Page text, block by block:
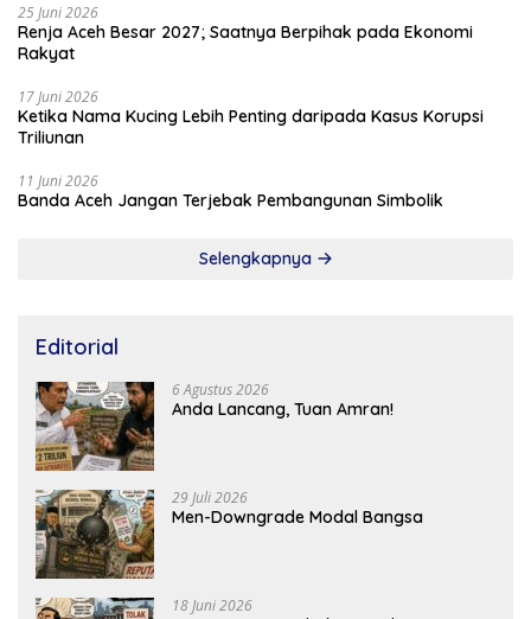
25 Juni 2026
Renja Aceh Besar 2027; Saatnya Berpihak pada Ekonomi
Rakyat
17 Juni 2026
Ketika Nama Kucing Lebih Penting daripada Kasus Korupsi
Triliunan
11 Juni 2026
Banda Aceh Jangan Terjebak Pembangunan Simbolik
Selengkapnya
Editorial
6 Agustus 2026
Anda Lancang, Tuan Amran!
29 Juli 2026
Men-Downgrade Modal Bangsa
18 Juni 2026